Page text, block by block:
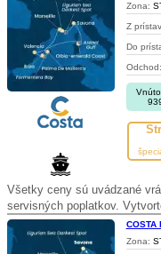
Zona:
Z
Do
Odchod:
Všetky ceny sú uvádzané
servisných poplatkov.
COSTA
Zona: